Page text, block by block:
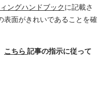
ングハンドブックに記載さ
表面がきれいであることを確
こちら 記事の指示に従って